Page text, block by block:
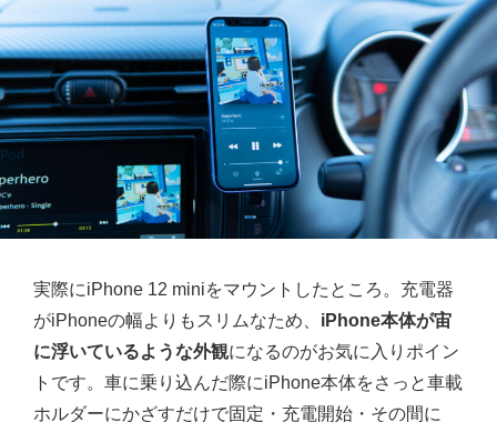
実際にiPhone 12 miniをマウントしたところ。充電器
がiPhoneの幅よりもスリムなため、 iPhone本体が宙
に浮いているような外観になるのがお気に入りポイン
トです。車に乗り込んだ際にiPhone本体をさっと車載
ホルダーにかざすだけで固定・充電開始・その間に